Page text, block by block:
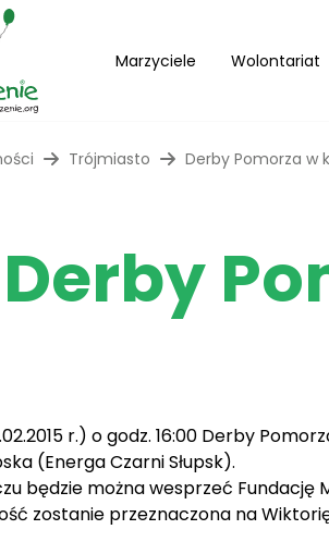
Marzyciele Wolontariat
Trójmiasto Derby Pomorza w
Derby
r.) o godz. 16:00 Derby
(Energa Czarni Słupsk).
będzie można wesprzeć Fundację
zostanie przeznaczona na